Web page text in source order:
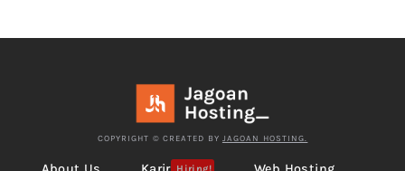
COPYRIGHT © CREATED BY JAGOAN HOSTING.
Hiring!